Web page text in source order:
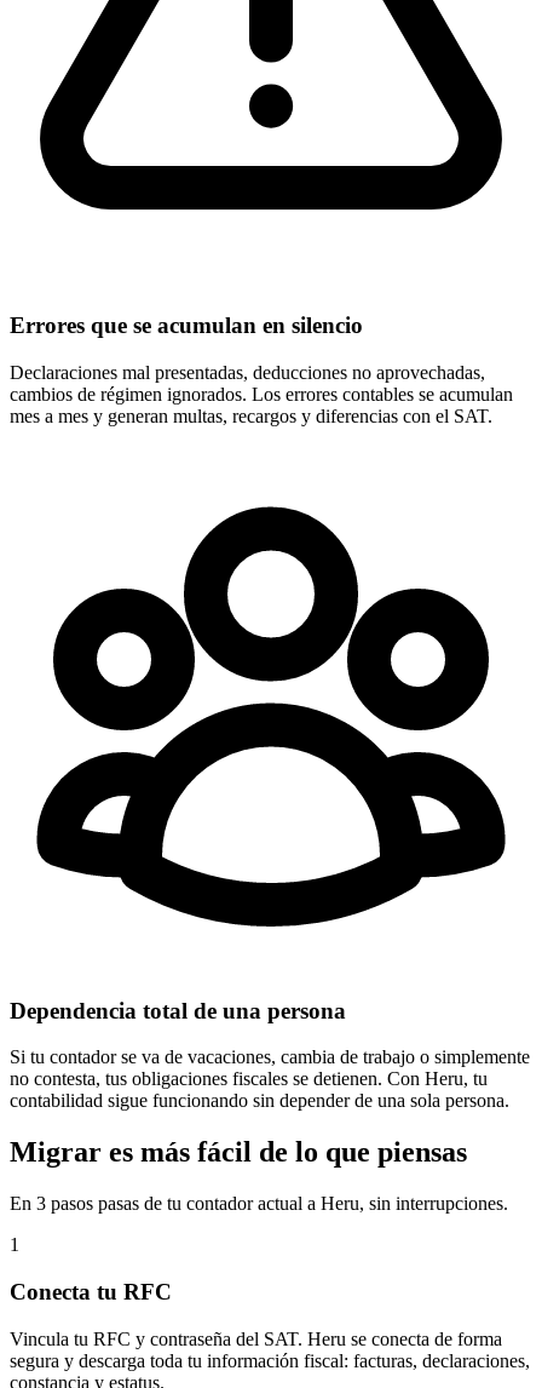
Errores que se acumulan en silencio
Declaraciones mal presentadas, deducciones no aprovechadas,
cambios de régimen ignorados. Los errores contables se acumulan
mes a mes y generan multas, recargos y diferencias con el SAT.
Dependencia total de una persona
Si tu contador se va de vacaciones, cambia de trabajo o simplemente
no contesta, tus obligaciones fiscales se detienen. Con Heru, tu
contabilidad sigue funcionando sin depender de una sola persona.
Migrar es más fácil de lo que piensas
En 3 pasos pasas de tu contador actual a Heru, sin interrupciones.
1
Conecta tu RFC
Vincula tu RFC y contraseña del SAT. Heru se conecta de forma
segura y descarga toda tu información fiscal: facturas, declaraciones,
constancia y estatus.